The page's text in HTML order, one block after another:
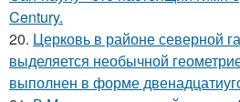
Century.
20. Церковь в районе северной
выделяется необычной
выполнен в форме